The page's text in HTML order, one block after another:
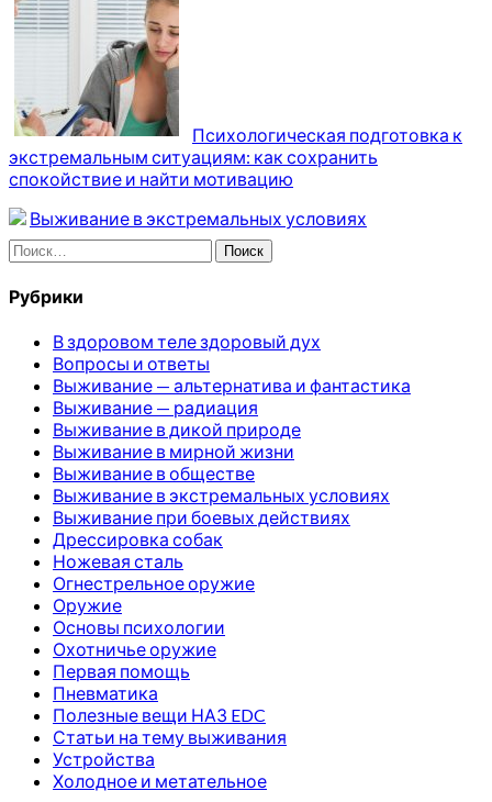
Психологическая подготовка к
экстремальным ситуациям: как сохранить
спокойствие и найти мотивацию
Выживание в экстремальных условиях
Найти:
Рубрики
В здоровом теле здоровый дух
Вопросы и ответы
Выживание — альтернатива и фантастика
Выживание — радиация
Выживание в дикой природе
Выживание в мирной жизни
Выживание в обществе
Выживание в экстремальных условиях
Выживание при боевых действиях
Дрессировка собак
Ножевая сталь
Огнестрельное оружие
Оружие
Основы психологии
Охотничье оружие
Первая помощь
Пневматика
Полезные вещи НАЗ EDC
Статьи на тему выживания
Устройства
Холодное и метательное